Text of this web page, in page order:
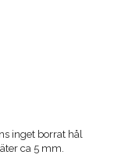
inget borrat hål
ca 5 mm.